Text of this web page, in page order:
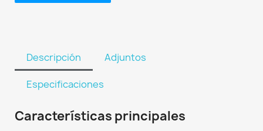
Descripción Adjuntos
Especificaciones
Características principales